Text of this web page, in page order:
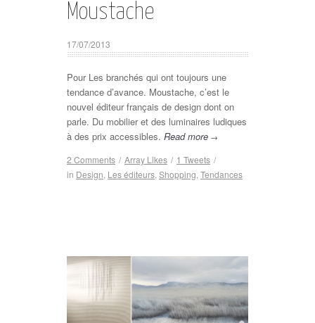
Moustache
17/07/2013
Pour Les branchés qui ont toujours une
tendance d’avance. Moustache, c’est le
nouvel éditeur français de design dont on
parle. Du mobilier et des luminaires ludiques
à des prix accessibles. Read more →
2 Comments / Array Likes / 1 Tweets /
in Design, Les éditeurs, Shopping, Tendances